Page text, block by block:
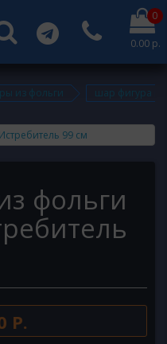
0
0.00 р.
из фольги шар фигура
фольги
Р.